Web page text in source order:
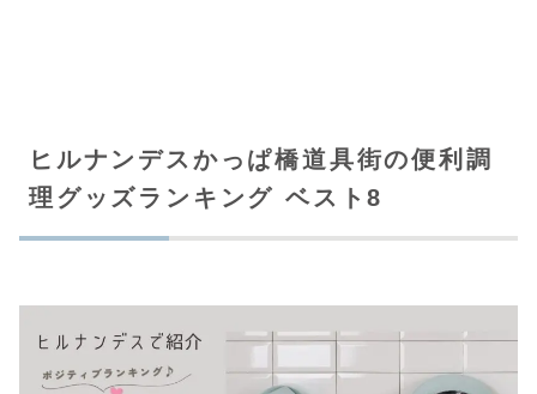
ヒルナンデスかっぱ橋道具街の便利調
理グッズランキング ベスト8